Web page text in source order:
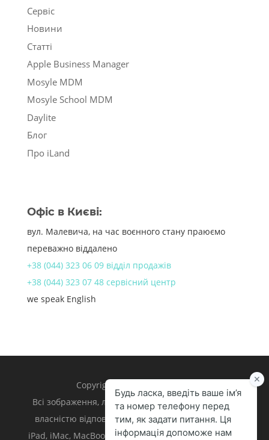
Сервіс
Новини
Статті
Apple Business Manager
Mosyle MDM
Mosyle School MDM
Daylite
Блог
Про iLand
Офіс в Києві:
вул. Малевича, на час воєнного стану праюємо
переважно віддалено
+38 (044) 323 06 09 відділ продажів
+38 (044) 323 07 48 сервісний центр
we speak English
Copyright 1998 – 2024 iLand.
Всі зображення, логотипи та торгівельні марки є
власністю відповідних власників. Apple, iPhone,
iPad, iMac, MacBook, Mac є торгівельними марками